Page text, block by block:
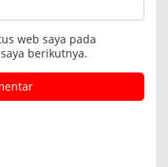
web saya pada
berikutnya.